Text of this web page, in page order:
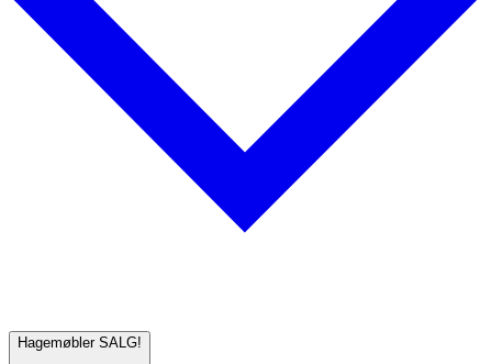
Hagemøbler SALG!